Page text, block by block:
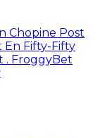
Chopine Post
Fifty-Fifty
. FroggyBet